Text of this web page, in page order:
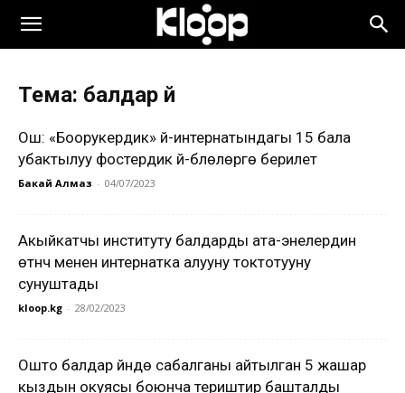
Тема: балдар үйү
Ош: «Боорукердик» үй-интернатындагы 15 бала
убактылуу фостердик үй-бүлөлөргө берилет
Бакай Алмаз - 04/07/2023
Акыйкатчы институту балдарды ата-энелердин
өтүнүчү менен интернатка алууну токтотууну
сунуштады
kloop.kg - 28/02/2023
Ошто балдар үйүндө сабалганы айтылган 5 жашар
кыздын окуясы боюнча териштирүү башталды